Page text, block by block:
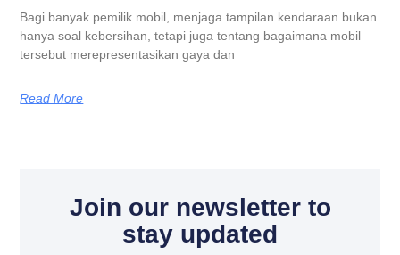
Bagi banyak pemilik mobil, menjaga tampilan kendaraan bukan
hanya soal kebersihan, tetapi juga tentang bagaimana mobil
tersebut merepresentasikan gaya dan
Read More
Join our newsletter to
stay updated